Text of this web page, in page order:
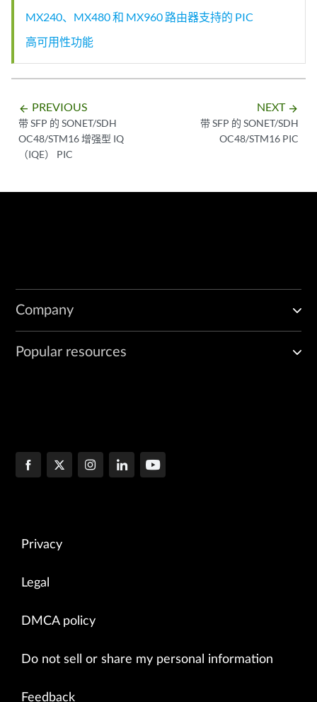
MX240、MX480 和 MX960 路由器支持的 PIC
高可用性功能
arrow_backward PREVIOUS
带 SFP 的 SONET/SDH
OC48/STM16 增强型 IQ
（IQE） PIC
NEXT arrow_forward
带 SFP 的 SONET/SDH
OC48/STM16 PIC
Company
Popular resources
Privacy
Legal
DMCA policy
Do not sell or share my personal information
Feedback